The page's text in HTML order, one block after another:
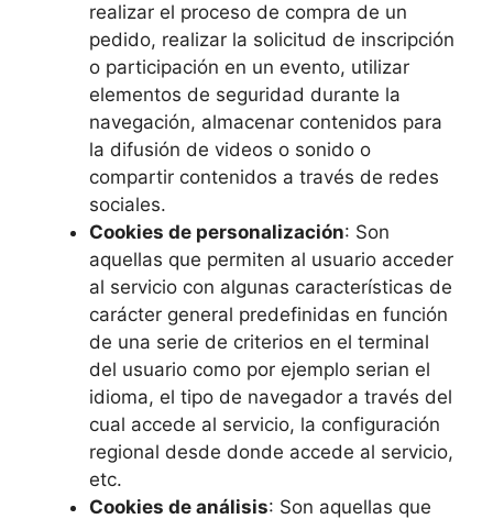
realizar el proceso de compra de un
pedido, realizar la solicitud de inscripción
o participación en un evento, utilizar
elementos de seguridad durante la
navegación, almacenar contenidos para
la difusión de videos o sonido o
compartir contenidos a través de redes
sociales.
Cookies de personalización: Son
aquellas que permiten al usuario acceder
al servicio con algunas características de
carácter general predefinidas en función
de una serie de criterios en el terminal
del usuario como por ejemplo serian el
idioma, el tipo de navegador a través del
cual accede al servicio, la configuración
regional desde donde accede al servicio,
etc.
Cookies de análisis: Son aquellas que